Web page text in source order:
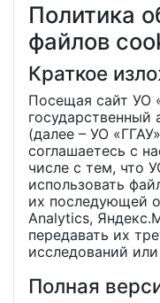
Политика
файлов
Краткое
Посещая сайт УО
государственный
(далее – УО
соглашаетесь с
числе с тем, что
использовать
их последующей
Analytics,
передавать их
исследований или
Полная